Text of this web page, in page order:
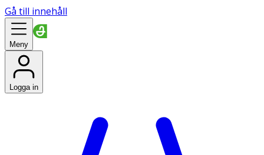
Gå till innehåll
Meny
Logga in